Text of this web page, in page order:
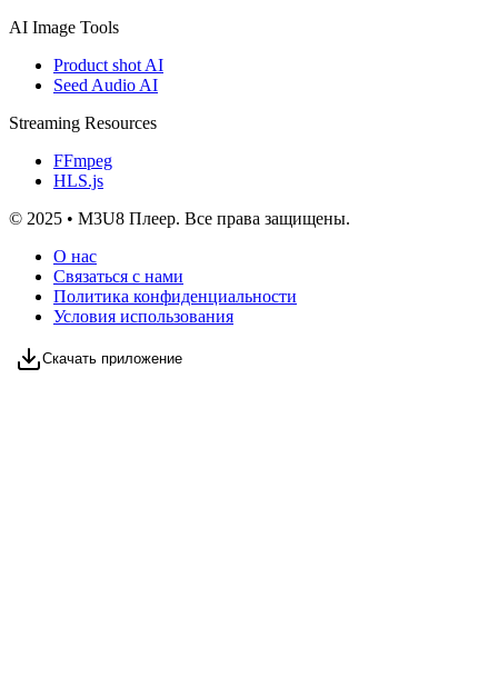
AI Image Tools
Product shot AI
Seed Audio AI
Streaming Resources
FFmpeg
HLS.js
© 2025 • M3U8 Плеер. Все права защищены.
О нас
Связаться с нами
Политика конфиденциальности
Условия использования
Скачать приложение